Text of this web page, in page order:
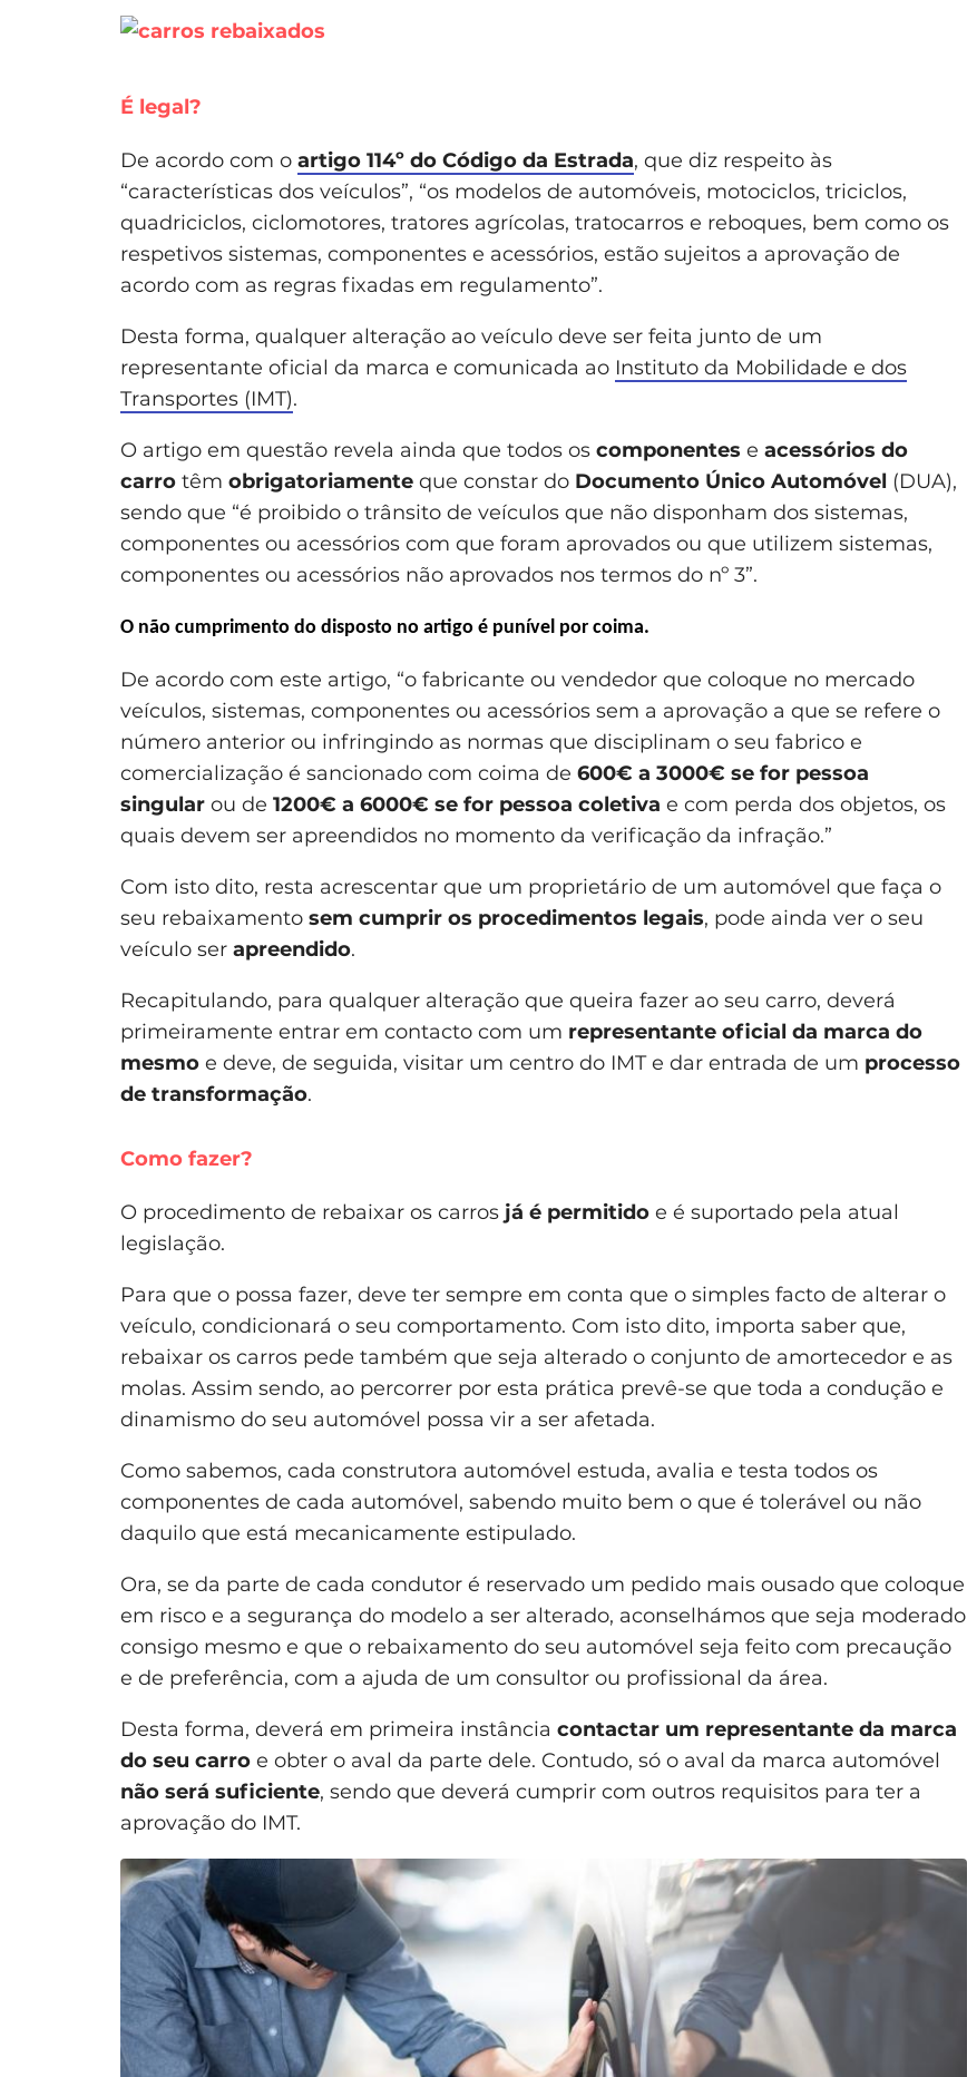
É legal?
De acordo com o artigo 114º do Código da Estrada, que diz respeito às
“características dos veículos”, “os modelos de automóveis, motociclos, triciclos,
quadriciclos, ciclomotores, tratores agrícolas, tratocarros e reboques, bem como os
respetivos sistemas, componentes e acessórios, estão sujeitos a aprovação de
acordo com as regras fixadas em regulamento”.
Desta forma, qualquer alteração ao veículo deve ser feita junto de um
representante oficial da marca e comunicada ao Instituto da Mobilidade e dos
Transportes (IMT).
O artigo em questão revela ainda que todos os componentes e acessórios do
carro têm obrigatoriamente que constar do Documento Único Automóvel (DUA),
sendo que “é proibido o trânsito de veículos que não disponham dos sistemas,
componentes ou acessórios com que foram aprovados ou que utilizem sistemas,
componentes ou acessórios não aprovados nos termos do nº 3”.
O não cumprimento do disposto no artigo é punível por coima.
De acordo com este artigo, “o fabricante ou vendedor que coloque no mercado
veículos, sistemas, componentes ou acessórios sem a aprovação a que se refere o
número anterior ou infringindo as normas que disciplinam o seu fabrico e
comercialização é sancionado com coima de 600€ a 3000€ se for pessoa
singular ou de 1200€ a 6000€ se for pessoa coletiva e com perda dos objetos, os
quais devem ser apreendidos no momento da verificação da infração.”
Com isto dito, resta acrescentar que um proprietário de um automóvel que faça o
seu rebaixamento sem cumprir os procedimentos legais, pode ainda ver o seu
veículo ser apreendido.
Recapitulando, para qualquer alteração que queira fazer ao seu carro, deverá
primeiramente entrar em contacto com um representante oficial da marca do
mesmo e deve, de seguida, visitar um centro do IMT e dar entrada de um processo
de transformação.
Como fazer?
O procedimento de rebaixar os carros já é permitido e é suportado pela atual
legislação.
Para que o possa fazer, deve ter sempre em conta que o simples facto de alterar o
veículo, condicionará o seu comportamento. Com isto dito, importa saber que,
rebaixar os carros pede também que seja alterado o conjunto de amortecedor e as
molas. Assim sendo, ao percorrer por esta prática prevê-se que toda a condução e
dinamismo do seu automóvel possa vir a ser afetada.
Como sabemos, cada construtora automóvel estuda, avalia e testa todos os
componentes de cada automóvel, sabendo muito bem o que é tolerável ou não
daquilo que está mecanicamente estipulado.
Ora, se da parte de cada condutor é reservado um pedido mais ousado que coloque
em risco e a segurança do modelo a ser alterado, aconselhámos que seja moderado
consigo mesmo e que o rebaixamento do seu automóvel seja feito com precaução
e de preferência, com a ajuda de um consultor ou profissional da área.
Desta forma, deverá em primeira instância contactar um representante da marca
do seu carro e obter o aval da parte dele. Contudo, só o aval da marca automóvel
não será suficiente, sendo que deverá cumprir com outros requisitos para ter a
aprovação do IMT.